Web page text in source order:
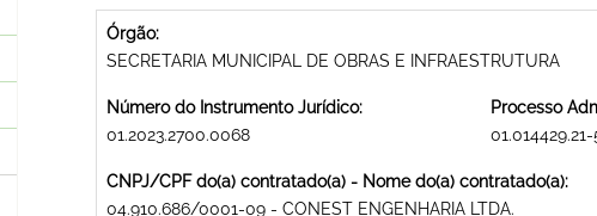
Órgão:
SECRETARIA MUNICIPAL DE OBRAS E INFRAESTRUTURA
Número do Instrumento Jurídico:
01.2023.2700.0068
Processo
CNPJ/CPF do(a) contratado(a) - Nome do(a) contratado(a):
04.910.686/0001-09 - CONEST ENGENHARIA LTDA.